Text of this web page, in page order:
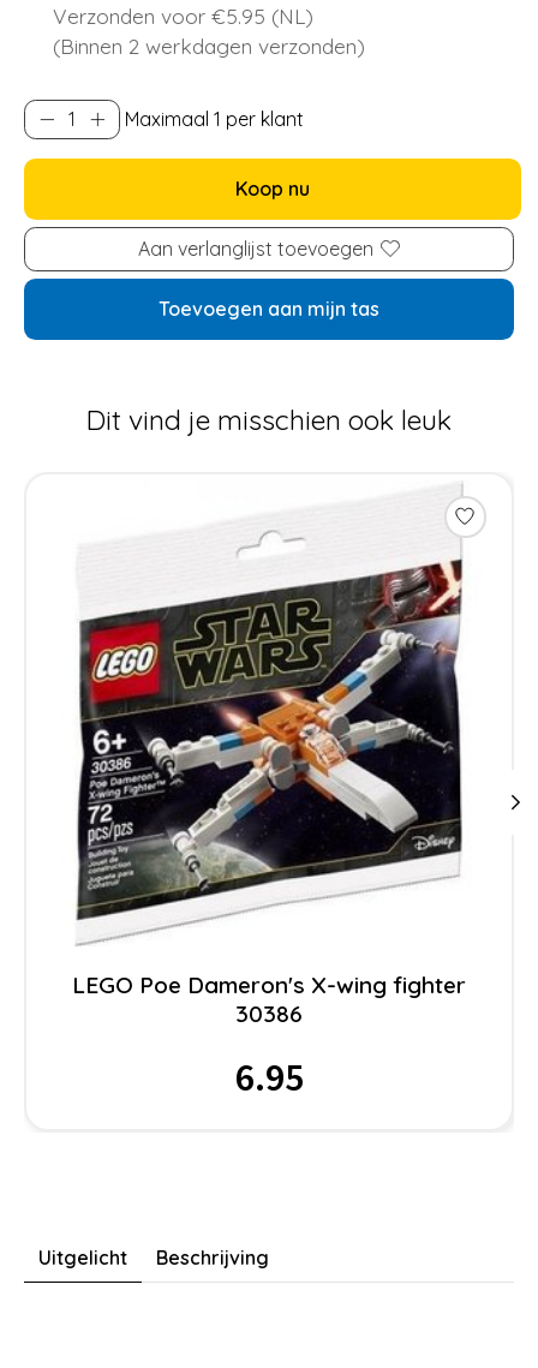
Verzonden voor €5.95 (NL)
(Binnen 2 werkdagen verzonden)
Maximaal 1 per klant
Koop nu
Aan verlanglijst toevoegen
Toevoegen aan mijn tas
Dit vind je misschien ook leuk
LEGO Poe Dameron's X-wing fighter
30386
6.95
Uitgelicht Beschrijving